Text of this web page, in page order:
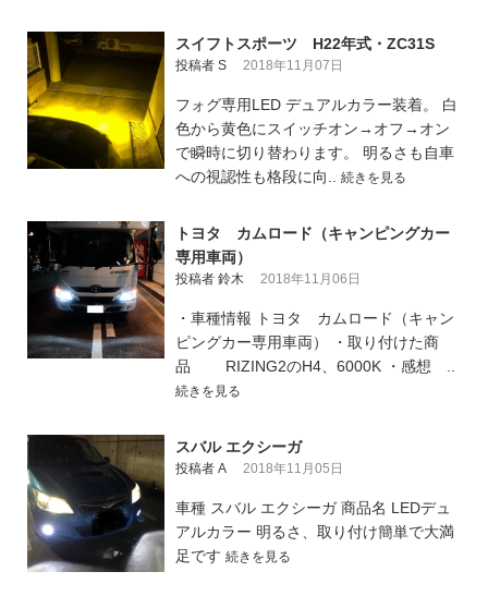
スイフトスポーツ H22年式・ZC31S
投稿者 S 2018年11月07日
フォグ専用LED デュアルカラー装着。 白
色から黄色にスイッチオン→オフ→オン
で瞬時に切り替わります。 明るさも自車
への視認性も格段に向.. 続きを見る
トヨタ カムロード（キャンピングカー
専用車両）
投稿者 鈴木 2018年11月06日
・車種情報 トヨタ カムロード（キャン
ピングカー専用車両） ・取り付けた商
品 RIZING2のH4、6000K ・感想 ..
続きを見る
スバル エクシーガ
投稿者 A 2018年11月05日
車種 スバル エクシーガ 商品名 LEDデュ
アルカラー 明るさ、取り付け簡単で大満
足です 続きを見る